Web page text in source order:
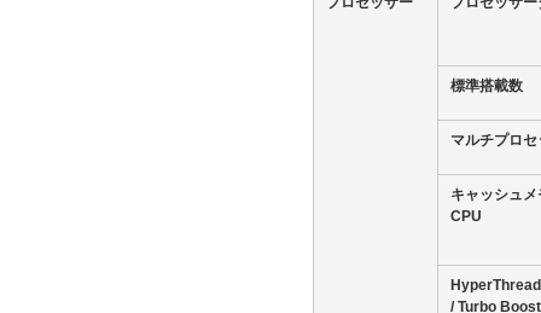
標準搭載数
マルチプロ
キャッシュ
CPU
/ Turbo